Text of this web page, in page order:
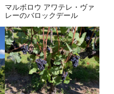
マルボロウ アワテレ・ヴァ
レーのバロックデール